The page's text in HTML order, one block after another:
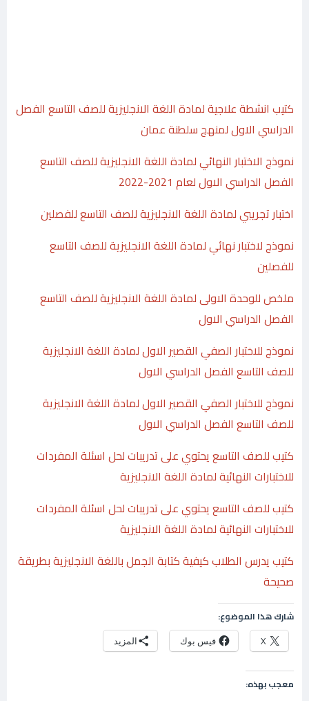
كتيب انشطة علاجية لمادة اللغة الانجليزية للصف التاسع الفصل
الدراسي الاول لمنهج سلطنة عمان
نموذج الاختبار النهائي لمادة اللغة الانجليزية للصف التاسع
الفصل الدراسي الاول لعام 2021-2022
اختبار تجريبي لمادة اللغة الانجليزية للصف التاسع للفصلين
نموذج لاختبار نهائي لمادة اللغة الانجليزية للصف التاسع
للفصلين
ملخص للوحدة الاولى لمادة اللغة الانجليزية للصف التاسع
الفصل الدراسي الاول
نموذج للاختبار الصفي القصير الاول لمادة اللغة الانجليزية
للصف التاسع الفصل الدراسي الاول
نموذج للاختبار الصفي القصير الاول لمادة اللغة الانجليزية
للصف التاسع الفصل الدراسي الاول
كتيب للصف التاسع يحتوي على تدريبات لحل اسئلة المفردات
للاختبارات النهائية لمادة اللغة الانجليزية
كتيب للصف التاسع يحتوي على تدريبات لحل اسئلة المفردات
للاختبارات النهائية لمادة اللغة الانجليزية
كتيب يدرس الطلاب كيفية كتابة الجمل باللغة الانجليزية بطريقة
صحيحة
شارك هذا الموضوع:
X فيس بوك المزيد
معجب بهذه: